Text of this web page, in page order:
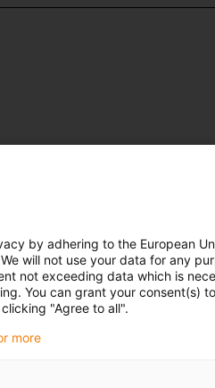
by adhering to the European
will not use your data for any
not exceeding data which is
You can grant your consent(s)
"Agree to all".
more